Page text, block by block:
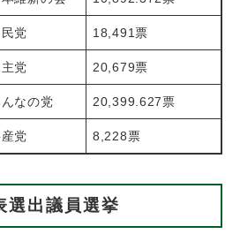
民党 18,491票
党 20,679票
なの党 20,399.627票
党 8,228票
選出議員選挙